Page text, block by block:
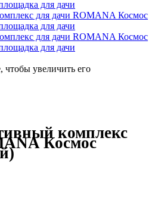
увеличить его
комплекс
Космос